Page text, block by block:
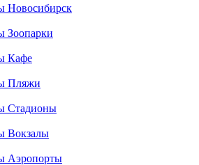
Новосибирск
Зоопарки
Кафе
Пляжи
Стадионы
Вокзалы
Аэропорты